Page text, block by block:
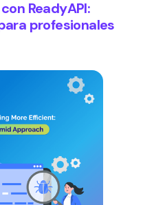
ReadyAPI:
profesionales